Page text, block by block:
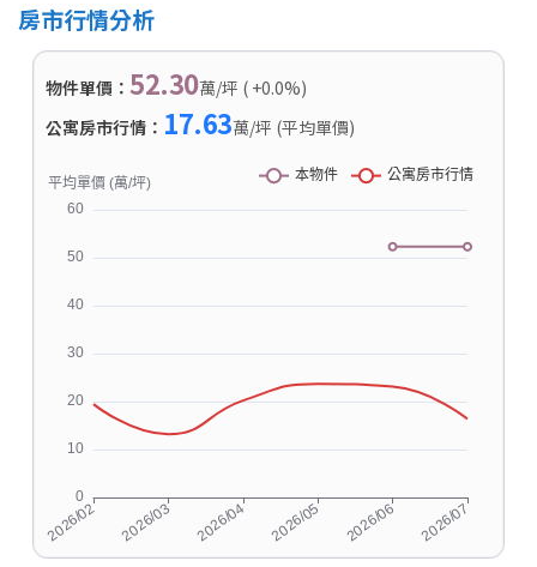
房市行情分析
物件單價： 52.30萬/坪 ( +0.0%)
公寓房市行情： 17.63萬/坪 (平均單價)